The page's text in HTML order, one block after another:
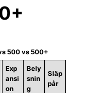
500 vs 500+
Exp
ansi
on
Bely
snin
g
Släp
pår